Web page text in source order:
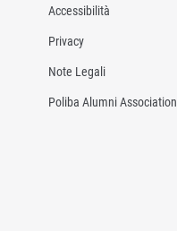
Accessibilità
Privacy
Note Legali
Poliba Alumni Association